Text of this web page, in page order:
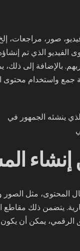
صور، مراجعات،
الفيديو الذي تم
إلى ذلك،
واستخدام محتوى
إنشاء
مثل الصور
يتضمن ذلك مقاطع
يمكن أن يكون